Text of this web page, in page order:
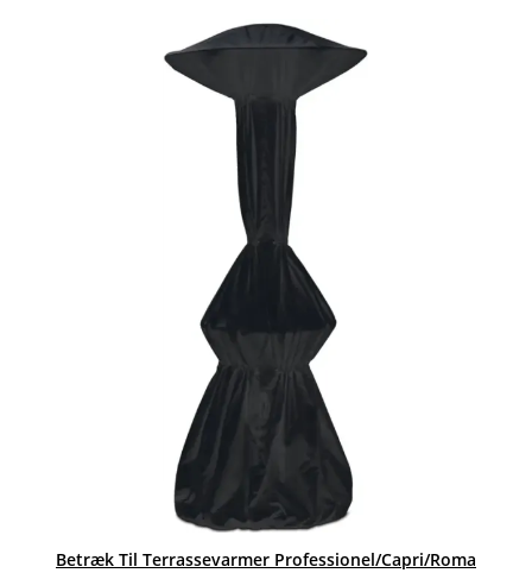
Betræk Til Terrassevarmer Professionel/Capri/Roma